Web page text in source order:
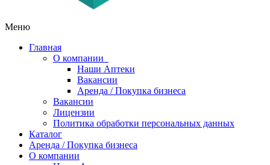
Меню
Главная
О компании
Наши Аптеки
Вакансии
Аренда / Покупка бизнеса
Вакансии
Лицензии
Политика обработки персональных данных
Каталог
Аренда / Покупка бизнеса
О компании